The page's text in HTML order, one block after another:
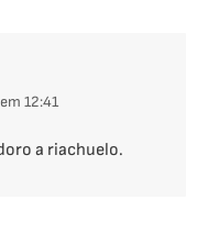
12:41
a riachuelo.